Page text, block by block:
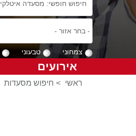
צמחוני טבעוני
אירועים
ראשי > חיפוש מסעדות